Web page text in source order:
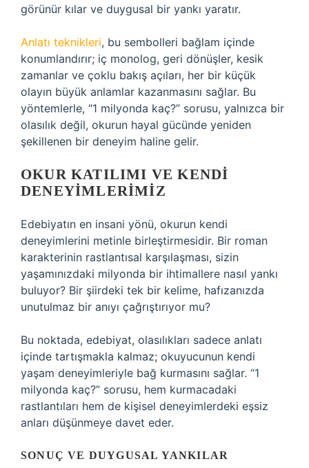
görünür kılar ve duygusal bir yankı yaratır.
Anlatı teknikleri, bu sembolleri bağlam içinde
konumlandırır; iç monolog, geri dönüşler, kesik
zamanlar ve çoklu bakış açıları, her bir küçük
olayın büyük anlamlar kazanmasını sağlar. Bu
yöntemlerle, “1 milyonda kaç?” sorusu, yalnızca bir
olasılık değil, okurun hayal gücünde yeniden
şekillenen bir deneyim haline gelir.
OKUR KATILIMI VE KENDI
DENEYIMLERIMIZ
Edebiyatın en insani yönü, okurun kendi
deneyimlerini metinle birleştirmesidir. Bir roman
karakterinin rastlantısal karşılaşması, sizin
yaşamınızdaki milyonda bir ihtimallere nasıl yankı
buluyor? Bir şiirdeki tek bir kelime, hafızanızda
unutulmaz bir anıyı çağrıştırıyor mu?
Bu noktada, edebiyat, olasılıkları sadece anlatı
içinde tartışmakla kalmaz; okuyucunun kendi
yaşam deneyimleriyle bağ kurmasını sağlar. “1
milyonda kaç?” sorusu, hem kurmacadaki
rastlantıları hem de kişisel deneyimlerdeki eşsiz
anları düşünmeye davet eder.
SONUÇ VE DUYGUSAL YANKILAR